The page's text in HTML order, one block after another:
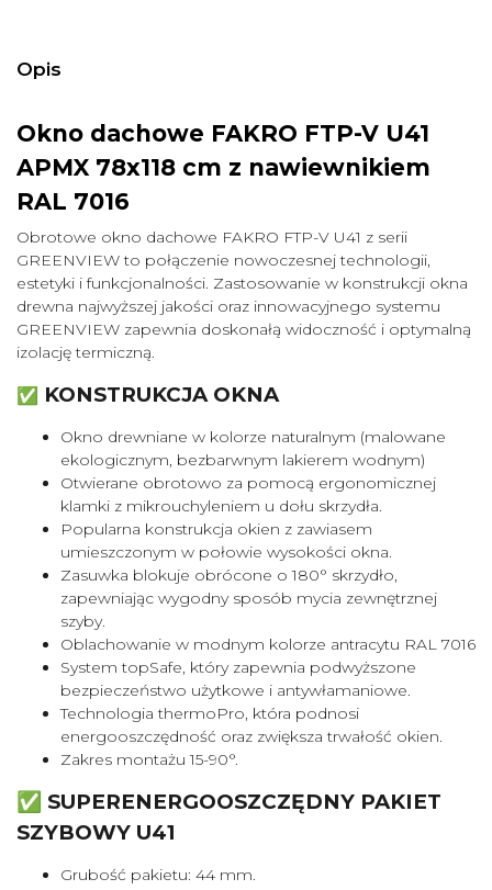
Opis
Okno dachowe FAKRO FTP-V U41
APMX 78x118 cm z nawiewnikiem
RAL 7016
Obrotowe okno dachowe FAKRO FTP-V U41 z serii
GREENVIEW to połączenie nowoczesnej technologii,
estetyki i funkcjonalności. Zastosowanie w konstrukcji okna
drewna najwyższej jakości oraz innowacyjnego systemu
GREENVIEW zapewnia doskonałą widoczność i optymalną
izolację termiczną.
✅ KONSTRUKCJA OKNA
Okno drewniane w kolorze naturalnym (malowane
ekologicznym, bezbarwnym lakierem wodnym)
Otwierane obrotowo za pomocą ergonomicznej
klamki z mikrouchyleniem u dołu skrzydła.
Popularna konstrukcja okien z zawiasem
umieszczonym w połowie wysokości okna.
Zasuwka blokuje obrócone o 180° skrzydło,
zapewniając wygodny sposób mycia zewnętrznej
szyby.
Oblachowanie w modnym kolorze antracytu RAL 7016
System topSafe, który zapewnia podwyższone
bezpieczeństwo użytkowe i antywłamaniowe.
Technologia thermoPro, która podnosi
energooszczędność oraz zwiększa trwałość okien.
Zakres montażu 15-90°.
✅ SUPERENERGOOSZCZĘDNY PAKIET
SZYBOWY U41
Grubość pakietu: 44 mm.